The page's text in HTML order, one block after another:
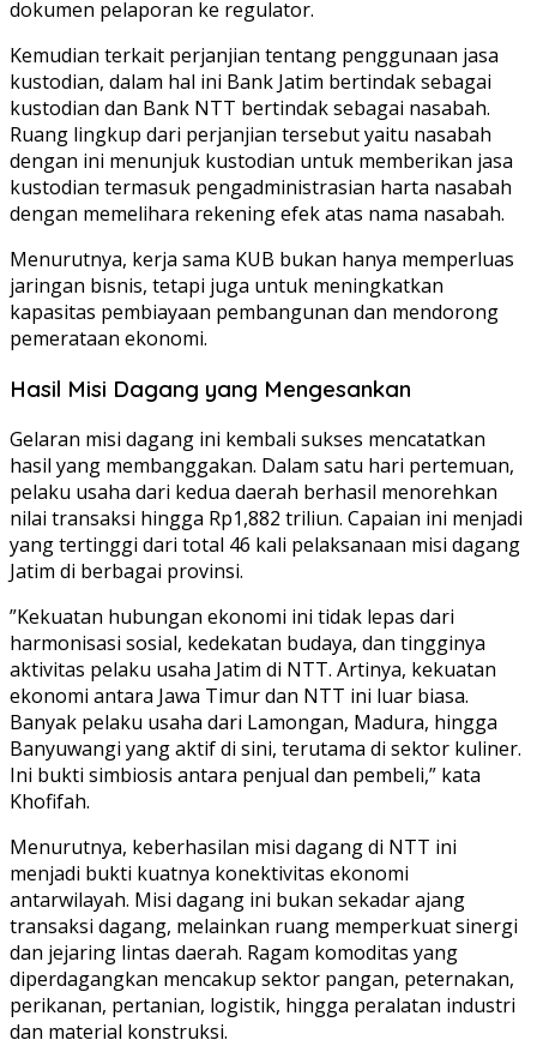
dokumen pelaporan ke regulator.
Kemudian terkait perjanjian tentang penggunaan jasa
kustodian, dalam hal ini Bank Jatim bertindak sebagai
kustodian dan Bank NTT bertindak sebagai nasabah.
Ruang lingkup dari perjanjian tersebut yaitu nasabah
dengan ini menunjuk kustodian untuk memberikan jasa
kustodian termasuk pengadministrasian harta nasabah
dengan memelihara rekening efek atas nama nasabah.
Menurutnya, kerja sama KUB bukan hanya memperluas
jaringan bisnis, tetapi juga untuk meningkatkan
kapasitas pembiayaan pembangunan dan mendorong
pemerataan ekonomi.
Hasil Misi Dagang yang Mengesankan
Gelaran misi dagang ini kembali sukses mencatatkan
hasil yang membanggakan. Dalam satu hari pertemuan,
pelaku usaha dari kedua daerah berhasil menorehkan
nilai transaksi hingga Rp1,882 triliun. Capaian ini menjadi
yang tertinggi dari total 46 kali pelaksanaan misi dagang
Jatim di berbagai provinsi.
”Kekuatan hubungan ekonomi ini tidak lepas dari
harmonisasi sosial, kedekatan budaya, dan tingginya
aktivitas pelaku usaha Jatim di NTT. Artinya, kekuatan
ekonomi antara Jawa Timur dan NTT ini luar biasa.
Banyak pelaku usaha dari Lamongan, Madura, hingga
Banyuwangi yang aktif di sini, terutama di sektor kuliner.
Ini bukti simbiosis antara penjual dan pembeli,” kata
Khofifah.
Menurutnya, keberhasilan misi dagang di NTT ini
menjadi bukti kuatnya konektivitas ekonomi
antarwilayah. Misi dagang ini bukan sekadar ajang
transaksi dagang, melainkan ruang memperkuat sinergi
dan jejaring lintas daerah. Ragam komoditas yang
diperdagangkan mencakup sektor pangan, peternakan,
perikanan, pertanian, logistik, hingga peralatan industri
dan material konstruksi.